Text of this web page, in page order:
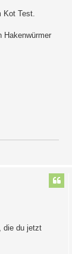
Kot Test.
Hakenwürmer
die du jetzt